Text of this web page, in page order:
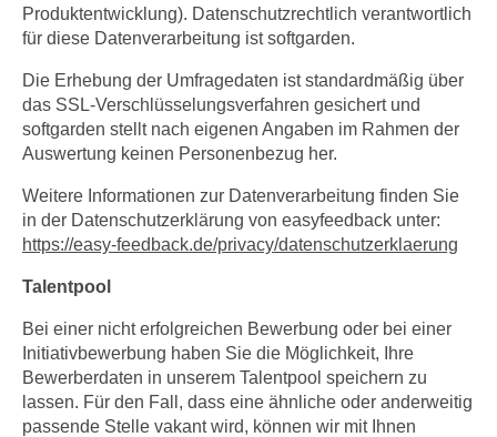
Produktentwicklung). Datenschutzrechtlich verantwortlich
für diese Datenverarbeitung ist softgarden.
Die Erhebung der Umfragedaten ist standardmäßig über
das SSL-Verschlüsselungsverfahren gesichert und
softgarden stellt nach eigenen Angaben im Rahmen der
Auswertung keinen Personenbezug her.
Weitere Informationen zur Datenverarbeitung finden Sie
in der Datenschutzerklärung von easyfeedback unter:
https://easy-feedback.de/privacy/datenschutzerklaerung
Talentpool
Bei einer nicht erfolgreichen Bewerbung oder bei einer
Initiativbewerbung haben Sie die Möglichkeit, Ihre
Bewerberdaten in unserem Talentpool speichern zu
lassen. Für den Fall, dass eine ähnliche oder anderweitig
passende Stelle vakant wird, können wir mit Ihnen